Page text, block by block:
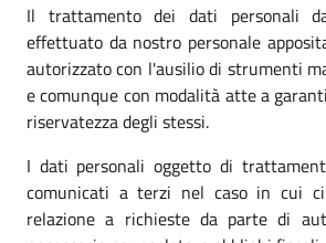
Il trattamento dei dati personali
effettuato da nostro personale
autorizzato con l'ausilio di strumenti
e comunque con modalità atte a
riservatezza degli stessi.
I dati personali oggetto di
comunicati a terzi nel caso in cui
relazione a richieste da parte di